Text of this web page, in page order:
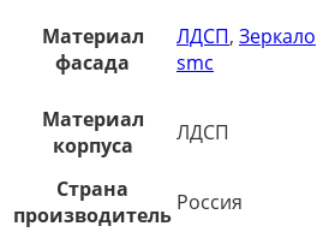
Материал
фасада
ЛДСП, Зеркало
smc
Материал
корпуса
ЛДСП
Страна
производитель Россия